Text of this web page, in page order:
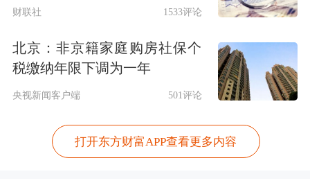
公司首款浏览器的核心。用户在
ChatGPT Atlas中可以与搜索结果进行对
话，就像在Perplexity或Google的AI模式
中一样。
其他AI浏览器的“杀手级功能”是内置的
侧边聊天面板（side panel）——聊天机
财联社 1533评论
北京：非京籍家庭购房社保个
税缴纳年限下调为一年
央视新闻客户端 501评论
打开东方财富APP查看更多内容